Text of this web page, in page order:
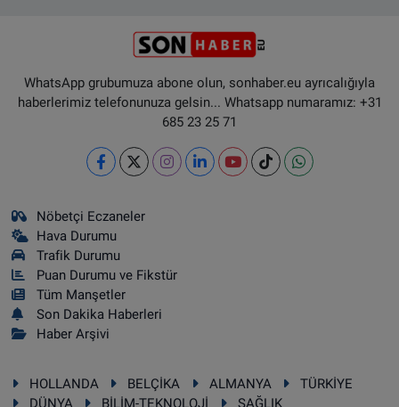
WhatsApp grubumuza abone olun, sonhaber.eu ayrıcalığıyla
haberlerimiz telefonunuza gelsin... Whatsapp numaramız: +31
685 23 25 71
Nöbetçi Eczaneler
Hava Durumu
Trafik Durumu
Puan Durumu ve Fikstür
Tüm Manşetler
Son Dakika Haberleri
Haber Arşivi
HOLLANDA BELÇİKA ALMANYA
TÜRKİYE
DÜNYA
BİLİM-TEKNOLOJİ SAĞLIK